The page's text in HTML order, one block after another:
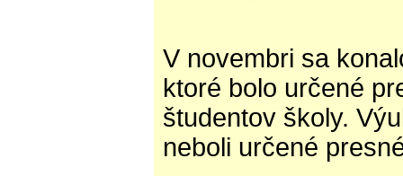
V novembri sa
ktoré bolo určené
študentov školy.
neboli určené